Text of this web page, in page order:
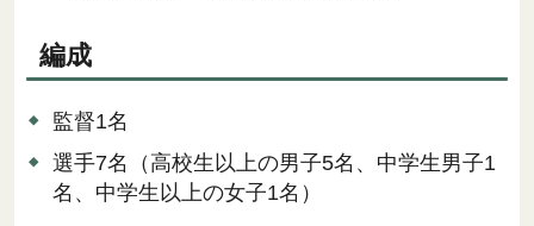
編成
監督1名
選手7名（高校生以上の男子5名、中学生男子1
名、中学生以上の女子1名）